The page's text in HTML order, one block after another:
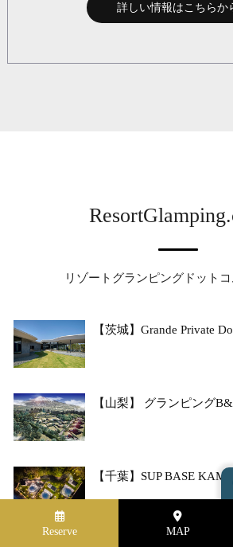
詳しい情報はこちらか
リゾートグランピングドット
【茨城】Grande Private
【山梨】 グランピング
【千葉】SUP BASE
Reserve MAP